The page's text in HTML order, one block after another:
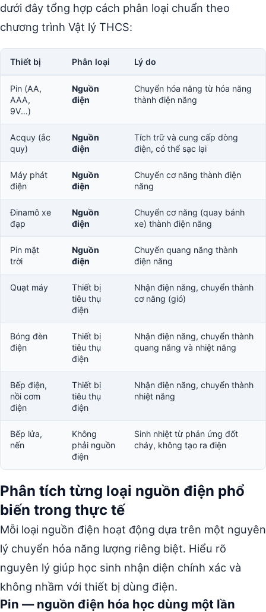
dưới đây tổng hợp cách phân loại chuẩn theo
chương trình Vật lý THCS:
Thiết bị Phân loại Lý do
Pin (AA,
AAA,
9V…)
Nguồn
điện
Chuyển hóa năng từ hóa năng
thành điện năng
Acquy (ắc
quy)
Nguồn
điện
Tích trữ và cung cấp dòng
điện, có thể sạc lại
Máy phát
điện
Nguồn
điện
Chuyển cơ năng thành điện
năng
Đinamô xe
đạp
Nguồn
điện
Chuyển cơ năng (quay bánh
xe) thành điện năng
Pin mặt
trời
Nguồn
điện
Chuyển quang năng thành
điện năng
Quạt máy
Thiết bị
tiêu thụ
điện
Nhận điện năng, chuyển thành
cơ năng (gió)
Bóng đèn
điện
Thiết bị
tiêu thụ
điện
Nhận điện năng, chuyển thành
quang năng và nhiệt năng
Bếp điện,
nồi cơm
điện
Thiết bị
tiêu thụ
điện
Nhận điện năng, chuyển thành
nhiệt năng
Bếp lửa,
nến
Không
phải nguồn
điện
Sinh nhiệt từ phản ứng đốt
cháy, không tạo ra điện
Phân tích từng loại nguồn điện phổ
biến trong thực tế
Mỗi loại nguồn điện hoạt động dựa trên một nguyên
lý chuyển hóa năng lượng riêng biệt. Hiểu rõ
nguyên lý giúp học sinh nhận diện chính xác và
không nhầm với thiết bị dùng điện.
Pin — nguồn điện hóa học dùng một lần